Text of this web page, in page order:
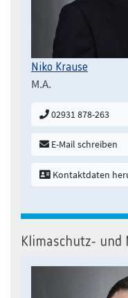
Niko Krause
M.A.
02931 878-263
E-Mail schreiben
Kontaktdaten
Klimaschutz-